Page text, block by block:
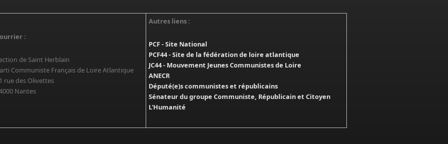
:
de Saint Herblain
Communiste Français de Loire Atlantique
rue des Olivettes
Nantes
Autres liens :
PCF - Site National
PCF44 - Site de la fédération de loire atlantique
JC44 - Mouvement Jeunes Communistes de Loire
ANECR
Député(e)s communistes et républicains
Sénateur du groupe Communiste, Républicain et Citoyen
L'Humanité